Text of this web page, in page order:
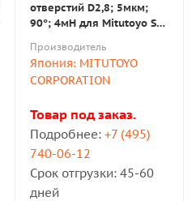
отверстий D2,8; 5мкм;
90°; 4мН для Mitutoyo SJ-
Производитель
Япония: MITUTOYO
CORPORATION
Товар под заказ.
Подробнее: +7 (495)
740-06-12
Срок отгрузки: 45-60
дней